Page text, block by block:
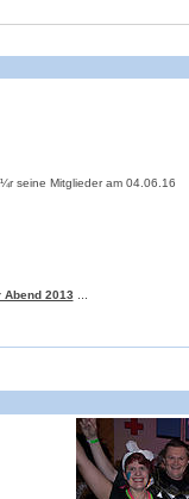
seine Mitglieder am 04.06.16
Abend 2013